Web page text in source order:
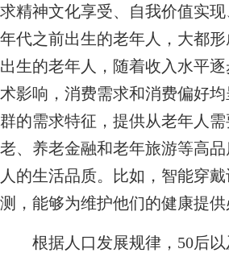
求精神文化享受、自我价值实
年代之前出生的老年人，大都
出生的老年人，随着收入水平
术影响，消费需求和消费偏好
群的需求特征，提供从老年人
老、养老金融和老年旅游等高
人的生活品质。比如，智能穿
测，能够为维护他们的健康提
根据人口发展规律，50后以